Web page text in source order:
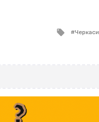
Tagged
Черкаси